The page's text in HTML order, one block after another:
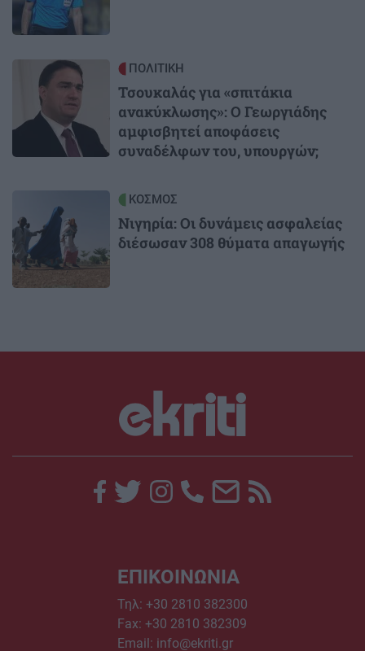
Image ΠΟΛΙΤΙΚΗ
Τσουκαλάς για «σπιτάκια
ανακύκλωσης»: Ο Γεωργιάδης
αμφισβητεί αποφάσεις
συναδέλφων του, υπουργών;
ΚΟΣΜΟΣ
Νιγηρία: Οι δυνάμεις ασφαλείας
διέσωσαν 308 θύματα απαγωγής
ΕΠΙΚΟΙΝΩΝΙΑ
Τηλ: +30 2810 382300
Fax: +30 2810 382309
Email: info@ekriti.gr